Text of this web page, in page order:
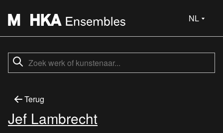
NL
Terug
Jef Lambrecht